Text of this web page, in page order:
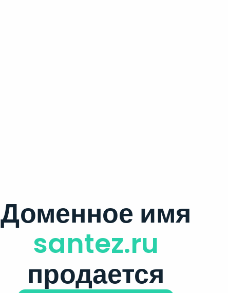
Доменное имя
santez.ru
продается